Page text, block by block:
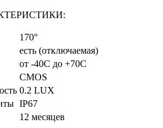
170°
есть (отключаемая)
от -40C до +70C
CMOS
0.2 LUX
IP67
12 месяцев